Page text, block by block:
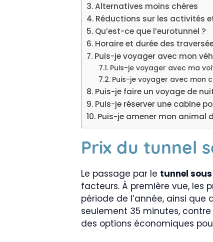
Alternatives moins chères
Réductions sur les activités
Qu’est-ce que l’eurotunnel ?
Horaire et durée des
Puis-je voyager avec mon
Puis-je voyager avec ma
Puis-je voyager avec mon
Puis-je faire un voyage de
Puis-je réserver une cabine
Puis-je amener mon animal
Prix du tunnel
Le passage par le tunnel
facteurs. À première vue, les
période de l’année, ainsi
seulement 35 minutes,
des options économiques